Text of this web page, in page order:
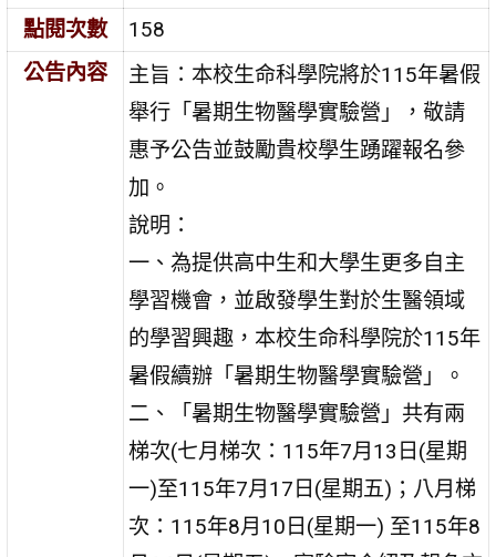
點閱次數
158
公告內容
主旨：本校生命科學院將於115年暑假
舉行「暑期生物醫學實驗營」，敬請
惠予公告並鼓勵貴校學生踴躍報名參
加。
說明：
一、為提供高中生和大學生更多自主
學習機會，並啟發學生對於生醫領域
的學習興趣，本校生命科學院於115年
暑假續辦「暑期生物醫學實驗營」。
二、「暑期生物醫學實驗營」共有兩
梯次(七月梯次：115年7月13日(星期
一)至115年7月17日(星期五)；八月梯
次：115年8月10日(星期一) 至115年8